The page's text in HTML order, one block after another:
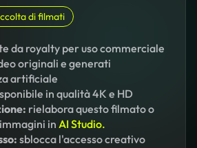
di filmati
da royalty per uso commerciale
originali e generati
artificiale
in qualità 4K e HD
rielabora questo filmato o
in AI Studio.
sblocca l'accesso creativo